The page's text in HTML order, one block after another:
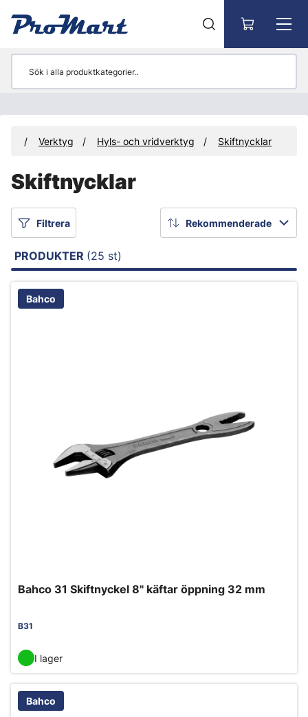
Verktyg Hyls- och vridverktyg Skiftnycklar
Skiftnycklar
Filtrera Rekommenderade
PRODUKTER (25 st)
Bahco
Bahco 31 Skiftnyckel 8" käftar öppning 32 mm
B31
I lager
Bahco